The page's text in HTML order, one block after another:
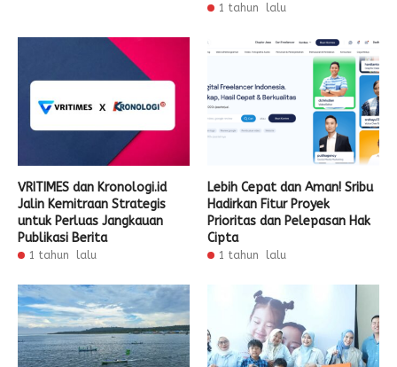
1 tahun lalu
VRITIMES dan Kronologi.id
Jalin Kemitraan Strategis
untuk Perluas Jangkauan
Publikasi Berita
1 tahun lalu
Lebih Cepat dan Aman! Sribu
Hadirkan Fitur Proyek
Prioritas dan Pelepasan Hak
Cipta
1 tahun lalu